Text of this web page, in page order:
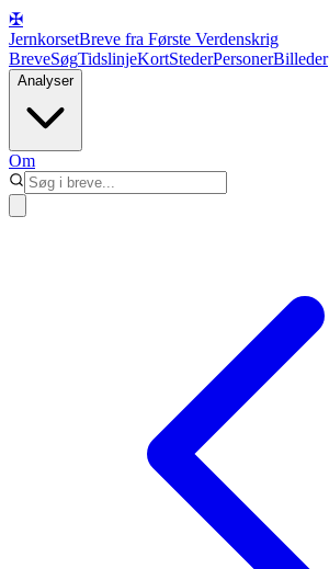
✠
JernkorsetBreve fra Første Verdenskrig
BreveSøgTidslinjeKortStederPersonerBilleder
Analyser
Om